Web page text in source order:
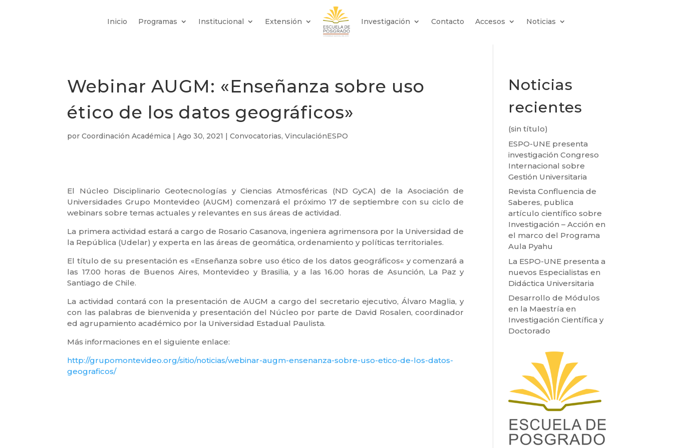
Inicio Programas Institucional Extensión Investigación Contacto Accesos Noticias
Webinar AUGM: «Enseñanza sobre uso
ético de los datos geográficos»
porCoordinación Académica |Ago 30, 2021 |Convocatorias,VinculaciónESPO
El Núcleo Disciplinario Geotecnologías y Ciencias Atmosféricas (ND GyCA) de la Asociación de
Universidades Grupo Montevideo (AUGM) comenzará el próximo 17 de septiembre con su ciclo de
webinars sobre temas actuales y relevantes en sus áreas de actividad.
La primera actividad estará a cargo de Rosario Casanova, ingeniera agrimensora por la Universidad de
la República (Udelar) y experta en las áreas de geomática, ordenamiento y políticas territoriales.
El título de su presentación es «Enseñanza sobre uso ético de los datos geográficos« y comenzará a
las 17.00 horas de Buenos Aires, Montevideo y Brasilia, y a las 16.00 horas de Asunción, La Paz y
Santiago de Chile.
La actividad contará con la presentación de AUGM a cargo del secretario ejecutivo, Álvaro Maglia, y
con las palabras de bienvenida y presentación del Núcleo por parte de David Rosalen, coordinador
ed agrupamiento académico por la Universidad Estadual Paulista.
Más informaciones en el siguiente enlace:
http://grupomontevideo.org/sitio/noticias/webinar-augm-ensenanza-sobre-uso-etico-de-los-datos-
geograficos/
Noticias
recientes
(sin título)
ESPO-UNE presenta
investigación Congreso
Internacional sobre
Gestión Universitaria
Revista Confluencia de
Saberes, publica
artículo científico sobre
Investigación – Acción en
el marco del Programa
Aula Pyahu
La ESPO-UNE presenta a
nuevos Especialistas en
Didáctica Universitaria
Desarrollo de Módulos
en la Maestría en
Investigación Científica y
Doctorado